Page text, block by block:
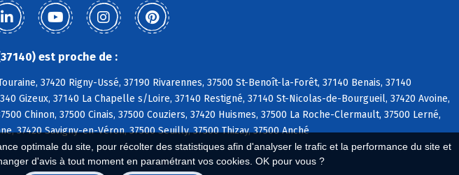
optimale du site, pour récolter des statistiques afin d'analyser le trafic et la performance du site et
d'avis à tout moment en paramétrant vos cookies. OK pour vous ?
est proche de :
37420 Rigny-Ussé, 37190 Rivarennes, 37500 St-Benoît-la-Forêt, 37140 Benais, 37140
Gizeux, 37140 La Chapelle s/Loire, 37140 Restigné, 37140 St-Nicolas-de-Bourgueil, 37420 Avoine,
Chinon, 37500 Cinais, 37500 Couziers, 37420 Huismes, 37500 La Roche-Clermault, 37500 Lerné,
37420 Savigny-en-Véron, 37500 Seuilly, 37500 Thizay, 37500 Anché